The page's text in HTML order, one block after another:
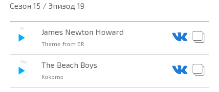
Сезон 15 / Эпизод 19
James Newton Howard
Theme from ER
The Beach Boys
Kokomo